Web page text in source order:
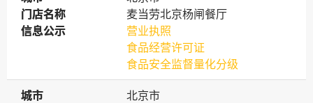
门店名称
门店名称
麦当劳北京杨闸餐厅
信息公示
信息公示
营业执照
食品经营许可证
食品安全监督量化分级
城市
城市
北京市